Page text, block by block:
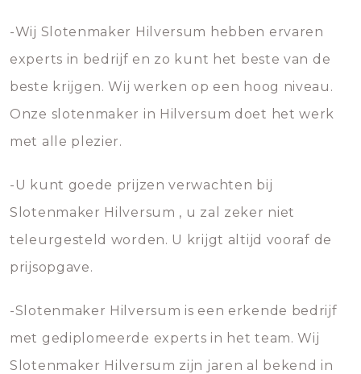
-Wij Slotenmaker Hilversum hebben ervaren
experts in bedrijf en zo kunt het beste van de
beste krijgen. Wij werken op een hoog niveau.
Onze slotenmaker in Hilversum doet het werk
met alle plezier.
-U kunt goede prijzen verwachten bij
Slotenmaker Hilversum , u zal zeker niet
teleurgesteld worden. U krijgt altijd vooraf de
prijsopgave.
-Slotenmaker Hilversum is een erkende bedrijf
met gediplomeerde experts in het team. Wij
Slotenmaker Hilversum zijn jaren al bekend in